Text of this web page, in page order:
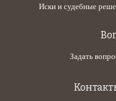
Иски и судебные
Задать